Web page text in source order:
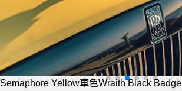
Semaphore Yellow車色Wraith Black Badge